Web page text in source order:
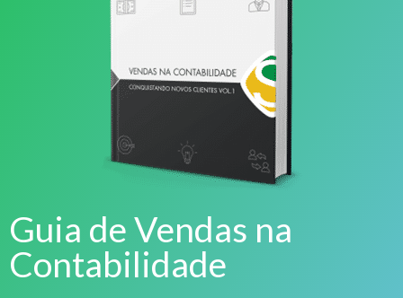
Guia de Vendas na
Contabilidade